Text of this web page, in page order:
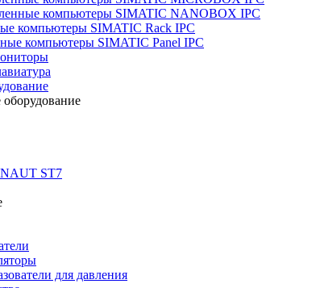
компьютеры SIMATIC NANOBOX IPC
компьютеры SIMATIC Rack IPC
компьютеры SIMATIC Panel IPC
ST7
для давления